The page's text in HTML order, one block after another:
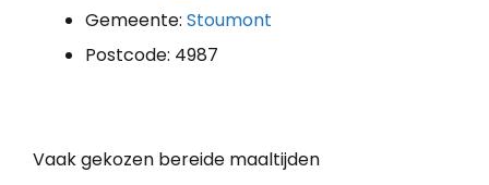
Gemeente: Stoumont
Postcode: 4987
Vaak gekozen bereide maaltijden